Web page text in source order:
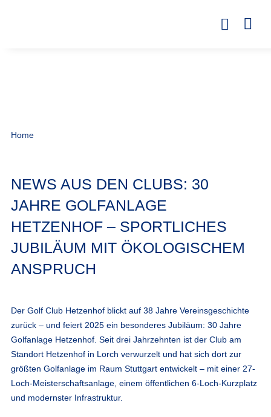
Home
NEWS AUS DEN CLUBS: 30
JAHRE GOLFANLAGE
HETZENHOF – SPORTLICHES
JUBILÄUM MIT ÖKOLOGISCHEM
ANSPRUCH
Der Golf Club Hetzenhof blickt auf 38 Jahre Vereinsgeschichte
zurück – und feiert 2025 ein besonderes Jubiläum: 30 Jahre
Golfanlage Hetzenhof. Seit drei Jahrzehnten ist der Club am
Standort Hetzenhof in Lorch verwurzelt und hat sich dort zur
größten Golfanlage im Raum Stuttgart entwickelt – mit einer 27-
Loch-Meisterschaftsanlage, einem öffentlichen 6-Loch-Kurzplatz
und modernster Infrastruktur.